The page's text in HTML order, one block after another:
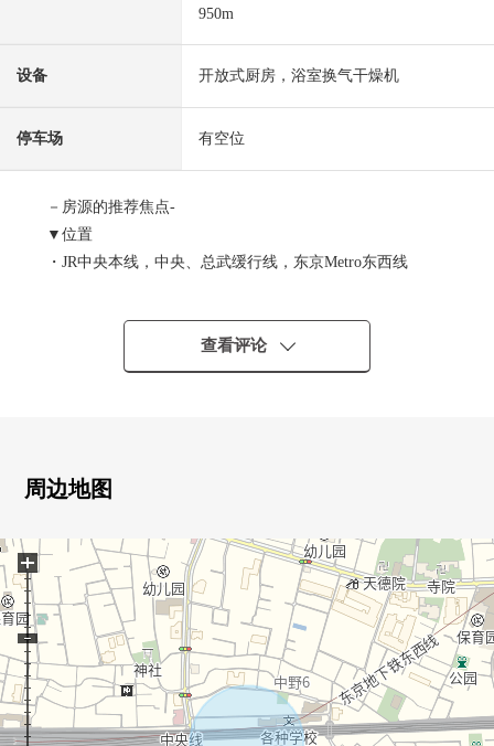
950m
设备 开放式厨房，浴室换气干燥机
停车场 有空位
－房源的推荐焦点-
▼位置
・JR中央本线，中央、总武缓行线，东京Metro东西线
・东京地铁线丸之内线"新中野"车站步行17分钟
★复数路线使用可能对都心主人需要区域交通便捷
★使再开发发展的中野站当做生活圈的位置
・从4楼部分的屋顶阳台看中央线、总武线
・高的建筑物少，并且附近被在周围感到空的居住环境
・终于都心有感和私人的感
兼备的1住宅
・能享受看似中央线沿线的开放感觉某一个生活
▼建筑物的特徴
・2024年6月築的築浅独栋住宅
・建筑面积114.68平米
查看评论
周边地图
+